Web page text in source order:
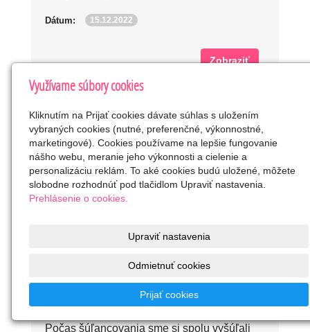
Dátum: 15.12.2022
Zobraziť
2018_TVORIVÉ
DIELNE_ŠÚĽANCOVANIE
Počas šúľancovania sme si spolu vyšúľali
Využívame súbory cookies
Kliknutím na Prijať cookies dávate súhlas s uložením
vybraných cookies (nutné, preferenčné, výkonnostné,
marketingové). Cookies používame na lepšie fungovanie
nášho webu, meranie jeho výkonnosti a cielenie a
personalizáciu reklám. To aké cookies budú uložené, môžete
slobodne rozhodnúť pod tlačidlom Upraviť nastavenia.
Prehlásenie o cookies.
Upraviť nastavenia
Odmietnuť cookies
Prijať cookies